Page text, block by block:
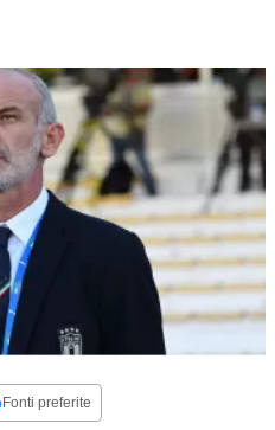
Fonti preferite